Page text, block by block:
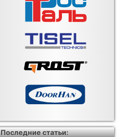
Последние статьи: